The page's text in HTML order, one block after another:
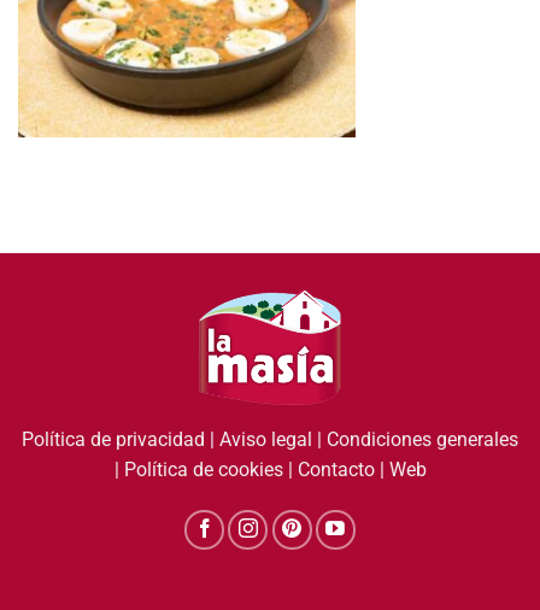
Política de privacidad | Aviso legal | Condiciones generales
| Política de cookies| Contacto| Web